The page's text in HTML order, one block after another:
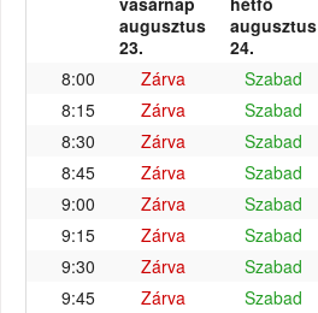
augusztus
23.
augusztus
24.
8:00
Zárva Szabad
8:15
Zárva Szabad
8:30
Zárva Szabad
8:45
Zárva Szabad
9:00
Zárva Szabad
9:15
Zárva Szabad
9:30
Zárva Szabad
9:45
Zárva Szabad